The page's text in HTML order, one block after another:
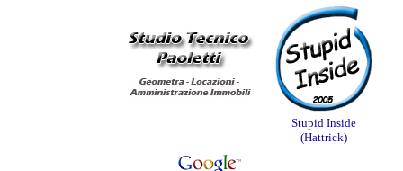
Stupid Inside
(Hattrick)